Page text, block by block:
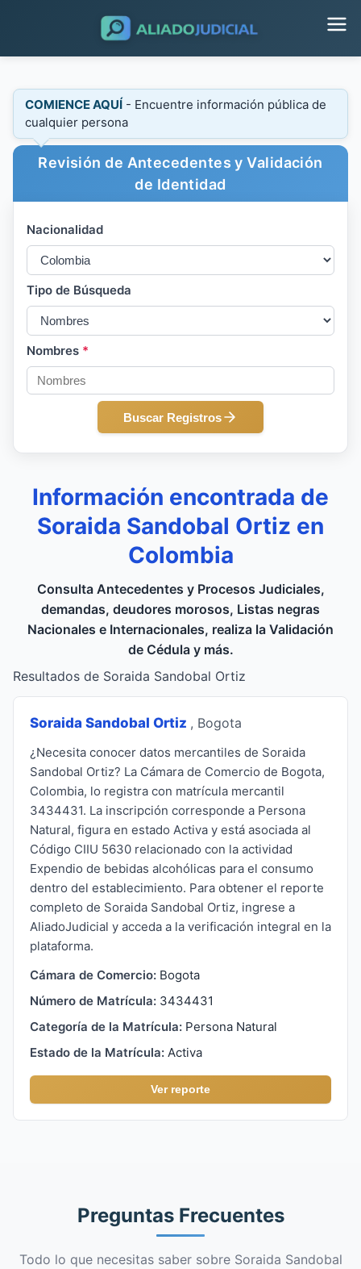
COMIENCE AQUÍ - Encuentre información pública de
cualquier persona
Revisión de Antecedentes y Validación
de Identidad
Nacionalidad
Tipo de Búsqueda
Nombres *
Buscar Registros
Información encontrada de
Soraida Sandobal Ortiz en
Colombia
Consulta Antecedentes y Procesos Judiciales,
demandas, deudores morosos, Listas negras
Nacionales e Internacionales, realiza la Validación
de Cédula y más.
Resultados de Soraida Sandobal Ortiz
Soraida Sandobal Ortiz , Bogota
¿Necesita conocer datos mercantiles de Soraida
Sandobal Ortiz? La Cámara de Comercio de Bogota,
Colombia, lo registra con matrícula mercantil
3434431. La inscripción corresponde a Persona
Natural, figura en estado Activa y está asociada al
Código CIIU 5630 relacionado con la actividad
Expendio de bebidas alcohólicas para el consumo
dentro del establecimiento. Para obtener el reporte
completo de Soraida Sandobal Ortiz, ingrese a
AliadoJudicial y acceda a la verificación integral en la
plataforma.
Cámara de Comercio: Bogota
Número de Matrícula: 3434431
Categoría de la Matrícula: Persona Natural
Estado de la Matrícula: Activa
Ver reporte
Preguntas Frecuentes
Todo lo que necesitas saber sobre Soraida Sandobal